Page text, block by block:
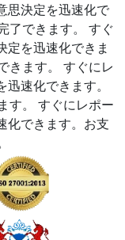
思決定を迅速化で
できます。
すぐ
定を迅速化できま
ます。
すぐにレ
速化できます。
。
すぐにレポー
化できます。お支